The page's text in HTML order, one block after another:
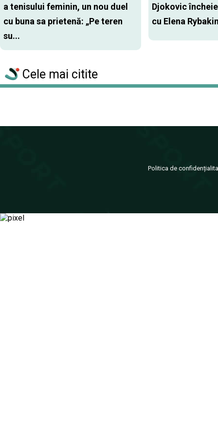
a tenisului feminin, un nou duel
cu buna sa prietenă: „Pe teren
su...
Djokovic
cu Elena
Cele mai citite
Politica de